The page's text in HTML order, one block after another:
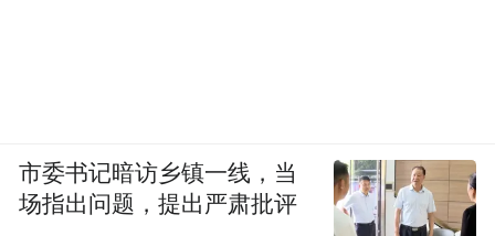
市委书记暗访乡镇一线，当
场指出问题，提出严肃批评